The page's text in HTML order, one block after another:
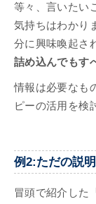
等々、言いたい
気持ちはわかり
分に興味喚起さ
詰め込んでもす
情報は必要なも
ピーの活用を検
例2:ただの説
冒頭で紹介した